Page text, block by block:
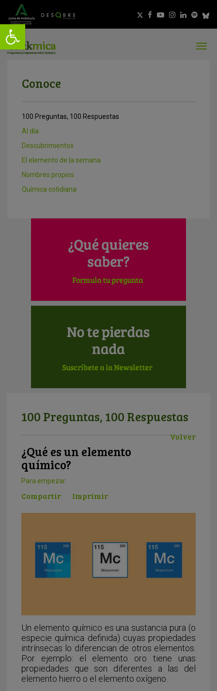
Conoce
100 Preguntas, 100 Respuestas
Al día
Descubrimientos
El elemento de la semana
Nombres propios
Química cotidiana
100 Preguntas, 100 Respuestas
Volver
¿Qué es un elemento
químico?
Para empezar
Compartir Imprimir
Un elemento químico es una sustancia pura (o
especie química definida) cuyas propiedades
intrínsecas lo diferencian de otros elementos.
Por ejemplo: el elemento oro tiene unas
propiedades que son diferentes a las del
elemento hierro o el elemento oxígeno.